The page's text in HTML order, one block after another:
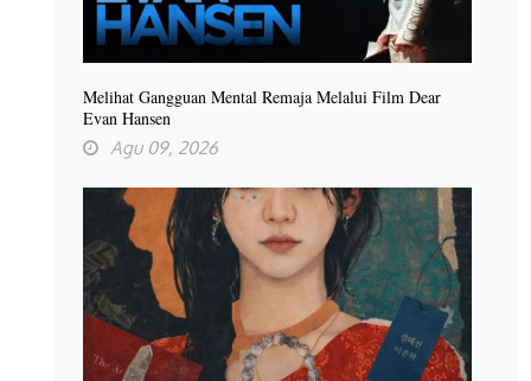
Melihat Gangguan Mental Remaja Melalui Film Dear
Evan Hansen
Agu 09, 2026